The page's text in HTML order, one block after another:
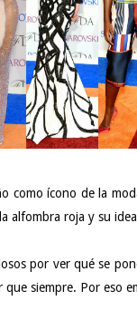
como ícono de la
alfombra roja y su
por ver qué se
siempre. Por eso